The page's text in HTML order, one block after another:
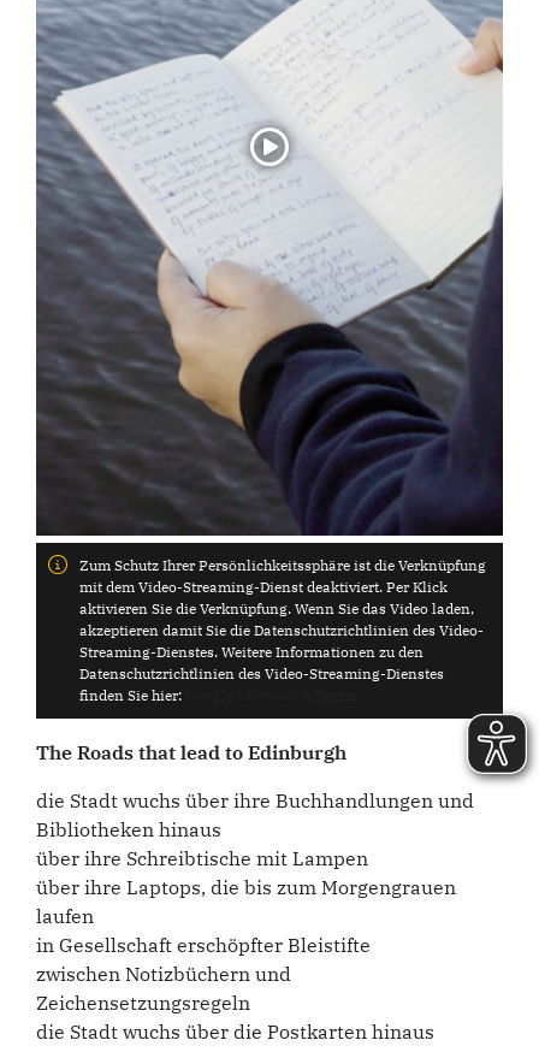
Zum Schutz Ihrer Persönlichkeitssphäre ist die Verknüpfung
mit dem Video-Streaming-Dienst deaktiviert. Per Klick
aktivieren Sie die Verknüpfung. Wenn Sie das Video laden,
akzeptieren damit Sie die Datenschutzrichtlinien des Video-
Streaming-Dienstes. Weitere Informationen zu den
Datenschutzrichtlinien des Video-Streaming-Dienstes
finden Sie hier:
The Roads that lead to Edinburgh
die Stadt wuchs über ihre Buchhandlungen und
Bibliotheken hinaus
über ihre Schreibtische mit Lampen
über ihre Laptops, die bis zum Morgengrauen
laufen
in Gesellschaft erschöpfter Bleistifte
zwischen Notizbüchern und
Zeichensetzungsregeln
die Stadt wuchs über die Postkarten hinaus